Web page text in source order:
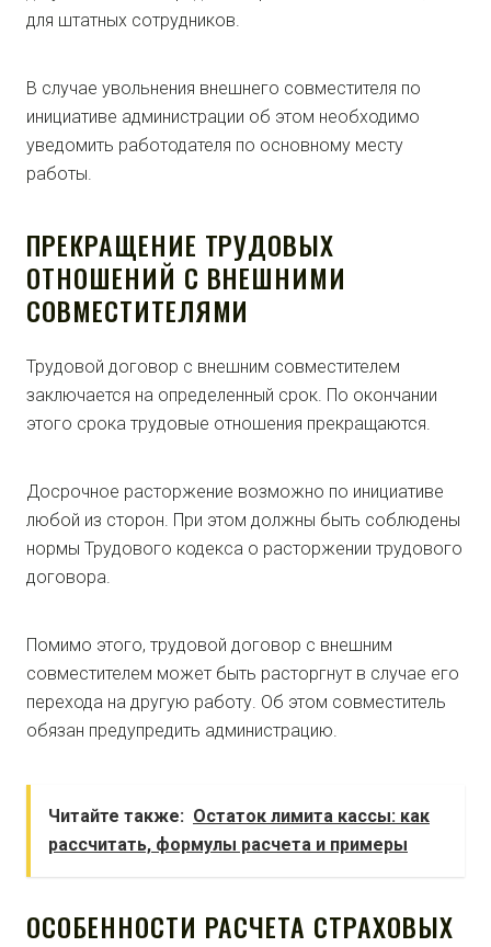
для штатных сотрудников.
В случае увольнения внешнего совместителя по
инициативе администрации об этом необходимо
уведомить работодателя по основному месту
работы.
ПРЕКРАЩЕНИЕ ТРУДОВЫХ
ОТНОШЕНИЙ С ВНЕШНИМИ
СОВМЕСТИТЕЛЯМИ
Трудовой договор с внешним совместителем
заключается на определенный срок. По окончании
этого срока трудовые отношения прекращаются.
Досрочное расторжение возможно по инициативе
любой из сторон. При этом должны быть соблюдены
нормы Трудового кодекса о расторжении трудового
договора.
Помимо этого, трудовой договор с внешним
совместителем может быть расторгнут в случае его
перехода на другую работу. Об этом совместитель
обязан предупредить администрацию.
Читайте также: Остаток лимита кассы: как
рассчитать, формулы расчета и примеры
ОСОБЕННОСТИ РАСЧЕТА СТРАХОВЫХ